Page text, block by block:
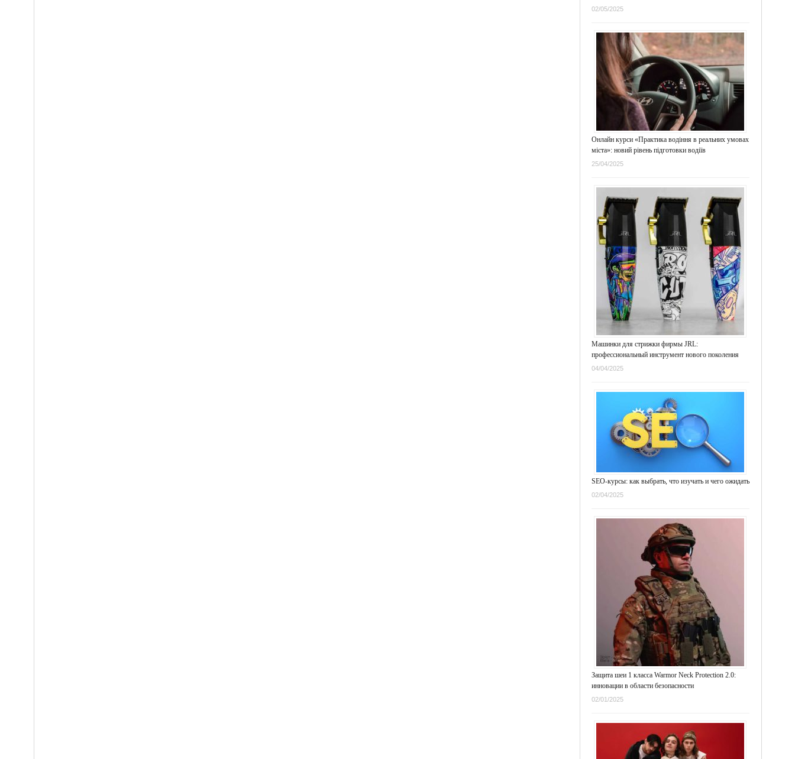
02/05/2025
Онлайн курси «Практика водіння в реальних умовах
міста»: новий рівень підготовки водіїв
25/04/2025
Машинки для стрижки фирмы JRL:
профессиональный инструмент нового поколения
04/04/2025
SEO-курсы: как выбрать, что изучать и чего ожидать
02/04/2025
Защита шеи 1 класса Warmor Neck Protection 2.0:
инновации в области безопасности
02/01/2025